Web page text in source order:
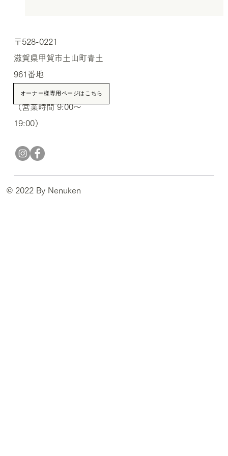
大原の家
〒528-0221
滋賀県甲賀市土山町青土
961番地
TEL.0748-66-0691
（営業時間 9:00〜
19:00）
© 2022 By Nenuken
オーナー様専用ページはこちら